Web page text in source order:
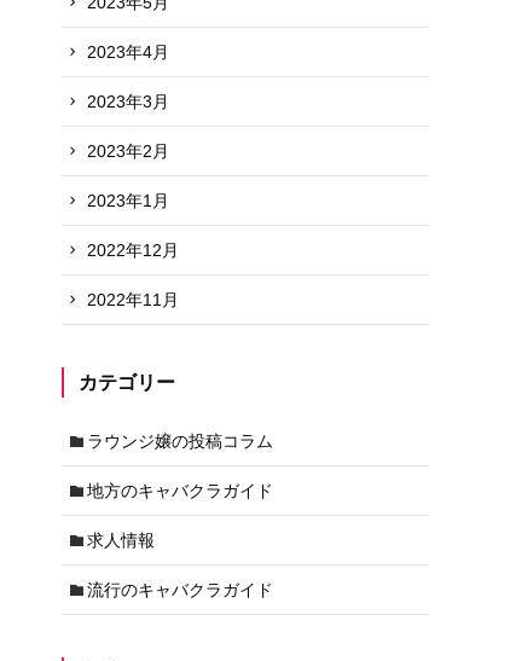
2023年4月
2023年3月
2023年2月
2023年1月
2022年12月
2022年11月
カテゴリー
ラウンジ嬢の投稿コラム
地方のキャバクラガイド
求人情報
流行のキャバクラガイド